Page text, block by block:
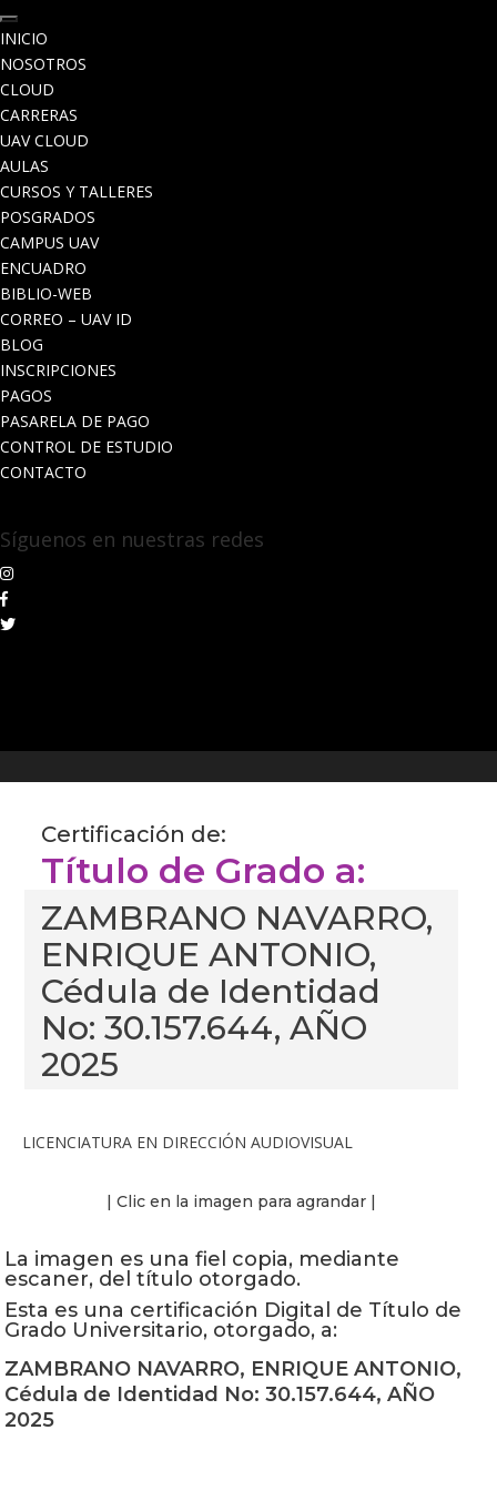
INICIO
NOSOTROS
CLOUD
CARRERAS
UAV CLOUD
AULAS
CURSOS Y TALLERES
POSGRADOS
CAMPUS UAV
ENCUADRO
BIBLIO-WEB
CORREO – UAV ID
BLOG
INSCRIPCIONES
PAGOS
PASARELA DE PAGO
CONTROL DE ESTUDIO
CONTACTO
Síguenos en nuestras redes
Certificación de:
Título de Grado a:
ZAMBRANO NAVARRO,
ENRIQUE ANTONIO,
Cédula de Identidad
No: 30.157.644, AÑO
2025
LICENCIATURA EN DIRECCIÓN AUDIOVISUAL
| Clic en la imagen para agrandar |
La imagen es una fiel copia, mediante
escaner, del título otorgado.
Esta es una certificación Digital de Título de
Grado Universitario, otorgado, a:
ZAMBRANO NAVARRO, ENRIQUE ANTONIO,
Cédula de Identidad No: 30.157.644, AÑO
2025